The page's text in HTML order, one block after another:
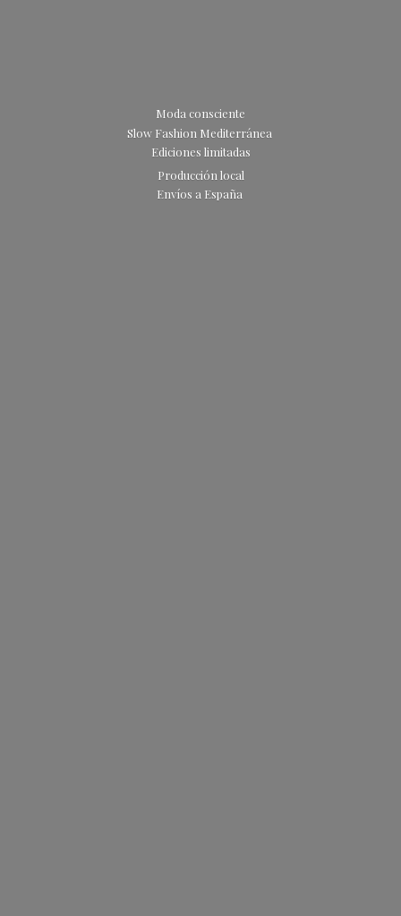
Moda consciente
Slow Fashion Mediterránea
Ediciones limitadas
Producción local
Envíos a España